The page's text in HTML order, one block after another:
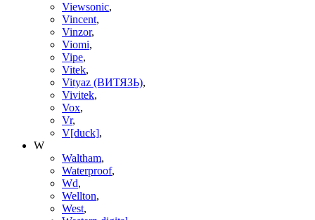
Viewsonic,
Vincent,
Vinzor,
Viomi,
Vipe,
Vitek,
Vityaz (ВИТЯЗЬ),
Vivitek,
Vox,
Vr,
V[duck],
W
Waltham,
Waterproof,
Wd,
Wellton,
West,